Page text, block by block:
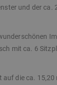
und der ca.
mit ca. 6
die ca. 15,20